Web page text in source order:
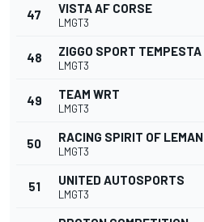
47 VISTA AF CORSE
LMGT3
48 ZIGGO SPORT TEMPESTA
LMGT3
49 TEAM WRT
LMGT3
50 RACING SPIRIT OF LEMAN
LMGT3
51 UNITED AUTOSPORTS
LMGT3